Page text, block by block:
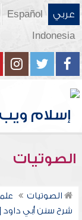
عربي Español
Indonesia
الصوتيات
الصوتيات
شرح سنن أبي داود